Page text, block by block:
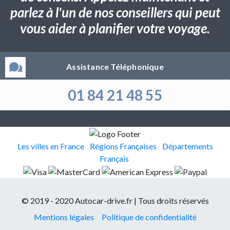
parlez à l'un de nos conseillers qui peut
vous aider à planifier votre voyage.
Assistance Téléphonique
01 84 21 48 55
Les villes en France Régions Françaises
Départements
Français
© 2019 - 2020 Autocar-drive.fr | Tous droits réservés
Mentions légales
Politique de confidentialité